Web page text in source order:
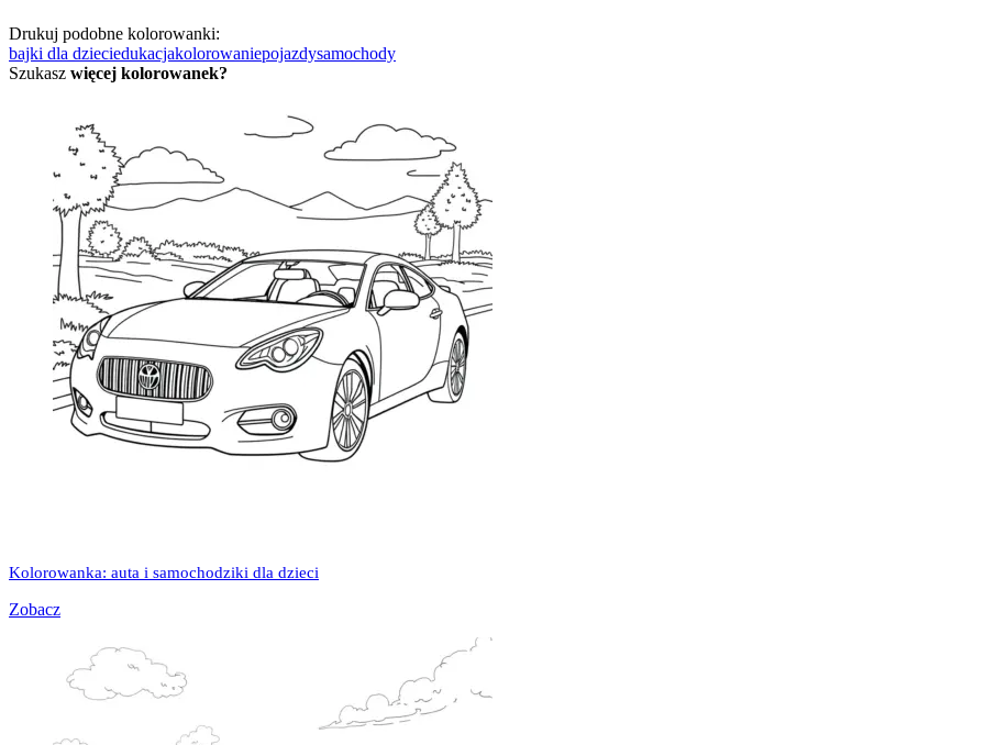
Drukuj podobne kolorowanki:
bajki dla dzieciedukacjakolorowaniepojazdysamochody
Szukasz więcej kolorowanek?
Kolorowanka: auta i samochodziki dla dzieci
Zobacz